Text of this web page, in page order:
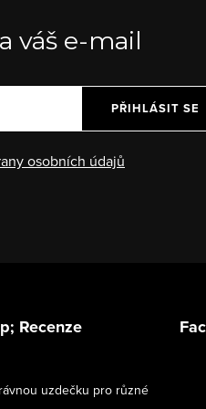
váš e-mail
osobních údajů
PŘIHLÁSIT SE
Recenze
uzdečku pro různé